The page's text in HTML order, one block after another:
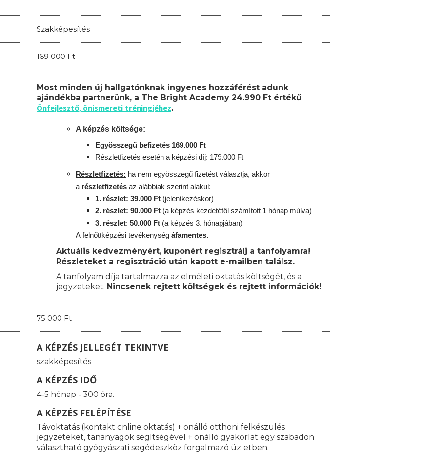
Szakképesítés
169 000 Ft
Most minden új hallgatónknak ingyenes hozzáférést adunk
ajándékba partnerünk, a The Bright Academy 24.990 Ft értékű
Önfejlesztő, önismereti tréningjéhez.
A képzés költsége:
Egyösszegű befizetés 169.000 Ft
Részletfizetés esetén a képzési díj: 179.000 Ft
Részletfizetés: ha nem egyösszegű fizetést választja, akkor
a részletfizetés az alábbiak szerint alakul:
1. részlet: 39.000 Ft (jelentkezéskor)
2. részlet: 90.000 Ft (a képzés kezdetétől számított 1 hónap múlva)
3. részlet: 50.000 Ft (a képzés 3. hónapjában)
A felnőttképzési tevékenység áfamentes.
Aktuális kedvezményért, kuponért regisztrálj a tanfolyamra!
Részleteket a regisztráció után kapott e-mailben találsz.
A tanfolyam díja tartalmazza az elméleti oktatás költségét, és a
jegyzeteket. Nincsenek rejtett költségek és rejtett információk!
75 000 Ft
A KÉPZÉS JELLEGÉT TEKINTVE
szakképesítés
A KÉPZÉS IDŐ
4-5 hónap - 300 óra.
A KÉPZÉS FELÉPÍTÉSE
Távoktatás (kontakt online oktatás) + önálló otthoni felkészülés
jegyzeteket, tananyagok segítségével + önálló gyakorlat egy szabadon
választható gyógyászati segédeszköz forgalmazó üzletben.